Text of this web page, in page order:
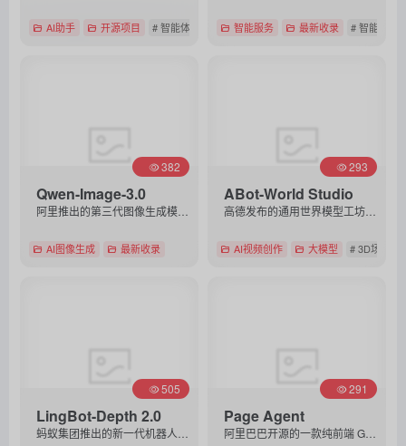
AI助手 开源项目 # 智能体 智能服务 最新收录 # 智能运维
Qwen-Image-3.0
阿里推出的第三代图像生成模型，支持4.5k超长输入与10px精准文字渲染，主打“内容丰实、细节真实、知识厚实”，是落地的生产力工具。
382
AI图像生成 最新收录
ABot-World Studio
高德发布的通用世界模型工坊，支持用户用文字/图片快速生成可实时交互、小时级稳定运行的高逼真AI数字世界，单张RTX 5090即可本地部署，核心模型已全面开源。
293
AI视频创作 大模型 # 3D场景
LingBot-Depth 2.0
505
Page Agent
291